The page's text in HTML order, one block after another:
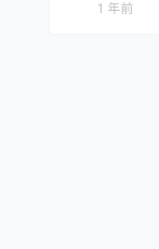
1 年前